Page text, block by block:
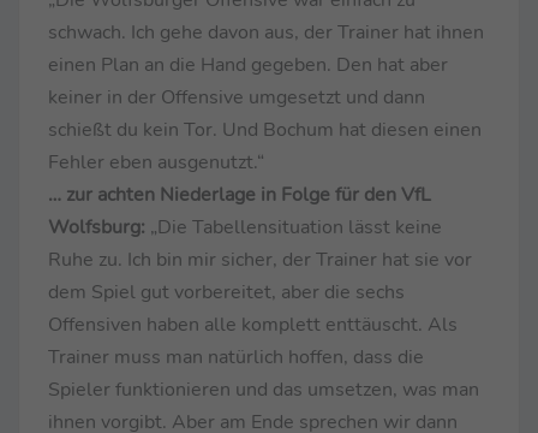
schwach. Ich gehe davon aus, der Trainer hat ihnen
einen Plan an die Hand gegeben. Den hat aber
keiner in der Offensive umgesetzt und dann
schießt du kein Tor. Und Bochum hat diesen einen
Fehler eben ausgenutzt.“
… zur achten Niederlage in Folge für den VfL
Wolfsburg: „Die Tabellensituation lässt keine
Ruhe zu. Ich bin mir sicher, der Trainer hat sie vor
dem Spiel gut vorbereitet, aber die sechs
Offensiven haben alle komplett enttäuscht. Als
Trainer muss man natürlich hoffen, dass die
Spieler funktionieren und das umsetzen, was man
ihnen vorgibt. Aber am Ende sprechen wir dann